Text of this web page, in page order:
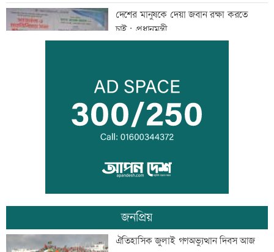
দেশের মানুষকে দেয়া জবান রক্ষা করতে
চাই: প্রধানমন্ত্রী
আদিবাসী দিবসে রাঙামাটিতে বর্ণাঢ্য
শোভাযাত্রা
জেট ফুয়েলের দাম বাড়ল
শোকাহত মেসিকে ডি পলের গোল উৎসর্গ
জনপ্রিয়
ঐতিহাসিক জুলাই গণঅভ্যুত্থান দিবস আজ